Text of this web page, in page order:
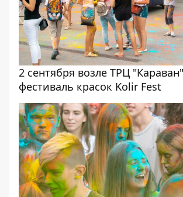
2 сентября возле ТРЦ
фестиваль красок Kolir Fest